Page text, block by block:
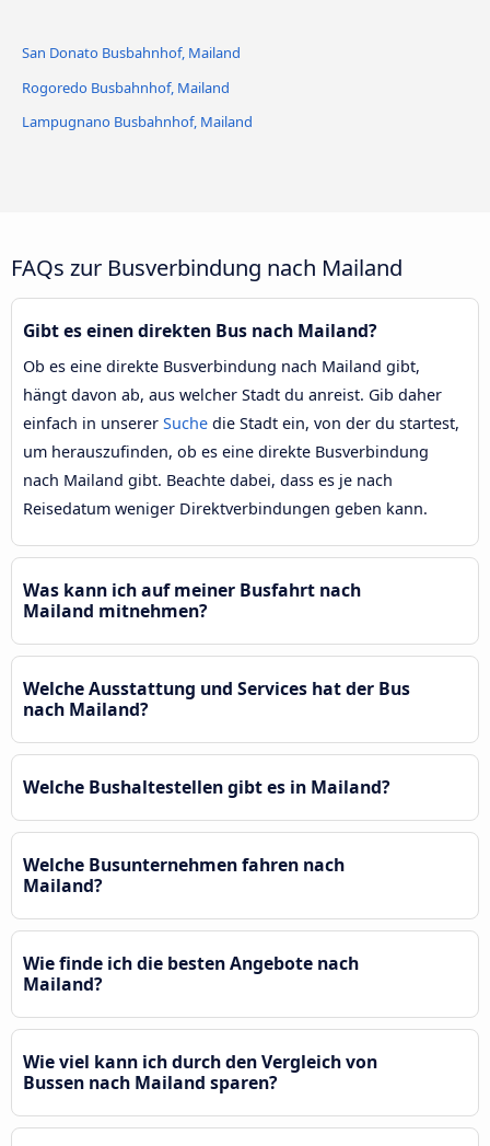
Lotto M1 M5 Bushaltestelle
San Donato Busbahnhof, Mailand
Rogoredo Busbahnhof, Mailand
Lampugnano Busbahnhof, Mailand
FAQs zur Busverbindung nach Mailand
Gibt es einen direkten Bus nach Mailand?
Ob es eine direkte Busverbindung nach Mailand gibt,
hängt davon ab, aus welcher Stadt du anreist. Gib daher
einfach in unserer Suche die Stadt ein, von der du startest,
um herauszufinden, ob es eine direkte Busverbindung
nach Mailand gibt. Beachte dabei, dass es je nach
Reisedatum weniger Direktverbindungen geben kann.
Was kann ich auf meiner Busfahrt nach
Mailand mitnehmen?
Welche Ausstattung und Services hat der Bus
nach Mailand?
Welche Bushaltestellen gibt es in Mailand?
Welche Busunternehmen fahren nach
Mailand?
Wie finde ich die besten Angebote nach
Mailand?
Wie viel kann ich durch den Vergleich von
Bussen nach Mailand sparen?